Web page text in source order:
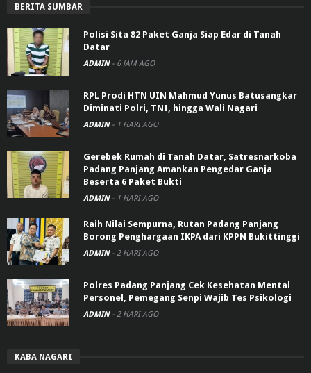
BERITA SUMBAR
Polisi Sita 82 Paket Ganja Siap Edar di Tanah
Datar
ADMIN - 6 JAM AGO
RPL Prodi HTN UIN Mahmud Yunus Batusangkar
Diminati Polri, TNI, hingga Wali Nagari
ADMIN - 1 HARI AGO
Gerebek Rumah di Tanah Datar, Satresnarkoba
Padang Panjang Amankan Pengedar Ganja
Beserta 6 Paket Bukti
ADMIN - 1 HARI AGO
Raih Nilai Sempurna, Rutan Padang Panjang
Borong Penghargaan IKPA dari KPPN Bukittinggi
ADMIN - 2 HARI AGO
Polres Padang Panjang Cek Kesehatan Mental
Personel, Pemegang Senpi Wajib Tes Psikologi
ADMIN - 2 HARI AGO
KABA NAGARI